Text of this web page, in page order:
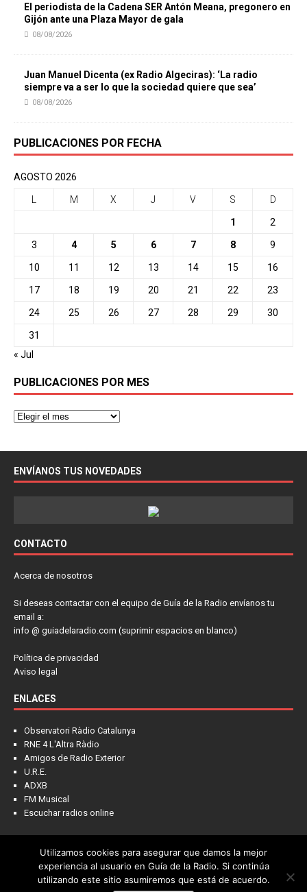
El periodista de la Cadena SER Antón Meana, pregonero en
Gijón ante una Plaza Mayor de gala
08/08/2026
Juan Manuel Dicenta (ex Radio Algeciras): ‘La radio
siempre va a ser lo que la sociedad quiere que sea’
08/08/2026
PUBLICACIONES POR FECHA
AGOSTO 2026
M X J V S D
1 2
3 4 5 6 7 8 9
10 11 12 13 14 15 16
17 18 19 20 21 22 23
24 25 26 27 28 29 30
31
« Jul
PUBLICACIONES POR MES
ENVÍANOS TUS NOVEDADES
CONTACTO
Acerca de nosotros
Si deseas contactar con el equipo de Guía de la Radio envíanos tu
email a:
info @ guiadelaradio.com (suprimir espacios en blanco)
Política de privacidad
Aviso legal
ENLACES
Observatori Ràdio Catalunya
RNE 4 L'Altra Ràdio
Amigos de Radio Exterior
U.R.E.
ADXB
FM Musical
Escuchar radios online
NOTICIAS FRECUENCIAS LA COLUMNA PIENSA EN LÍDER
CONTACTO
Utilizamos cookies para asegurar que damos la mejor
experiencia al usuario en Guía de la Radio. Si continúa
utilizando este sitio asumiremos que está de acuerdo.